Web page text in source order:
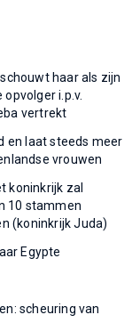
haar als zijn
i.p.v.
vertrekt
en laat steeds meer
vrouwen
koninkrijk zal
10 stammen
(koninkrijk Juda)
Egypte
scheuring van